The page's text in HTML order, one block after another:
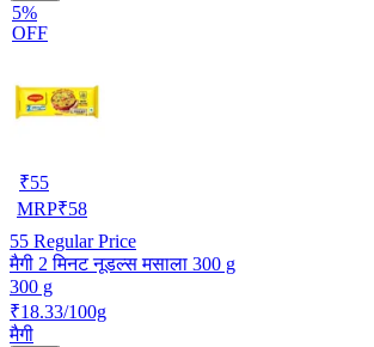
5%
OFF
₹55
MRP₹58
55 Regular Price
मैगी 2 मिनट नूडल्स मसाला 300 g
300 g
₹18.33/100g
मैगी